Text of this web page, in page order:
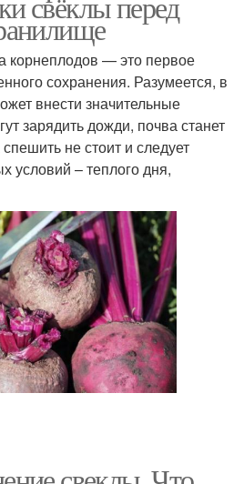
корнеплодов — это первое
сохранения. Разумеется, в
внести значительные
зарядить дожди, почва станет
не стоит и следует
условий – теплого дня,